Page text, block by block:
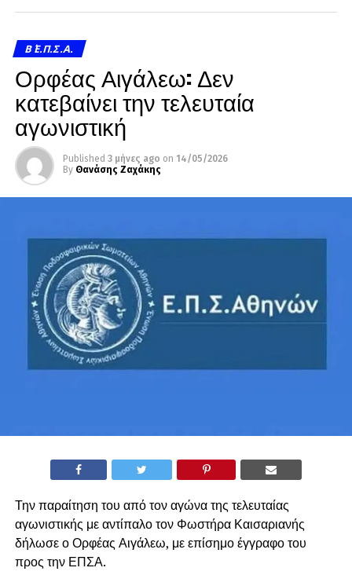
Β΄ Ε.Π.Σ.Α.
Ορφέας Αιγάλεω: Δεν
κατεβαίνει την τελευταία
αγωνιστική
Published 3 μήνες ago on 14/05/2026
By Θανάσης Ζαχάκης
Την παραίτηση του από τον αγώνα της τελευταίας
αγωνιστικής με αντίπαλο τον Φωστήρα Καισαριανής
δήλωσε ο Ορφέας Αιγάλεω, με επίσημο έγγραφο του
προς την ΕΠΣΑ.